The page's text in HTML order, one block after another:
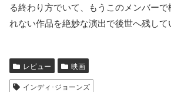
る終わり方でいて、もうこのメンバー
れない作品を絶妙な演出で後世へ残して
レビュー 映画
インディ･ジョーンズ